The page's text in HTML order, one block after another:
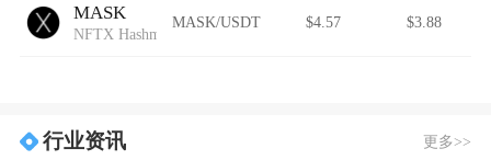
MASK
NFTX Hashmasks Index
MASK/USDT $4.57 $3.88
行业资讯 更多>>